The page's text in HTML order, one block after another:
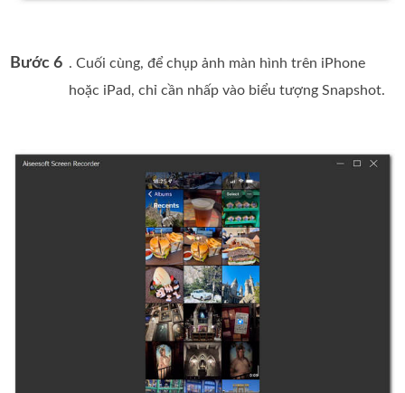
Bước 6 . Cuối cùng, để chụp ảnh màn hình trên iPhone
hoặc iPad, chỉ cần nhấp vào biểu tượng Snapshot.